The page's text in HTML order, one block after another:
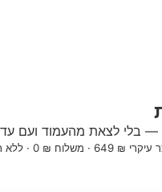
בלי לצאת מהעמוד ועם
₪ 649 · משלוח ₪ 0 · ללא תוספות